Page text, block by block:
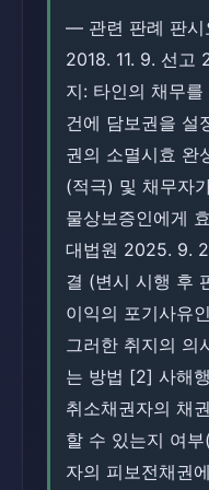
― 관련 판례 판
2018. 11. 9. 선고
지: 타인의 채무
건에 담보권을 설
권의 소멸시효 완
(적극) 및 채무자
물상보증인에게
대법원 2025. 9.
결 (변시 시행 후
이익의 포기사유
그러한 취지의 의
는 방법 [2] 사해
취소채권자의 채
할 수 있는지 여
자의 피보전채권